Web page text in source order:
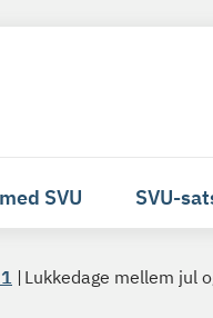
SVU SVU-
Lukkedage mellem jul